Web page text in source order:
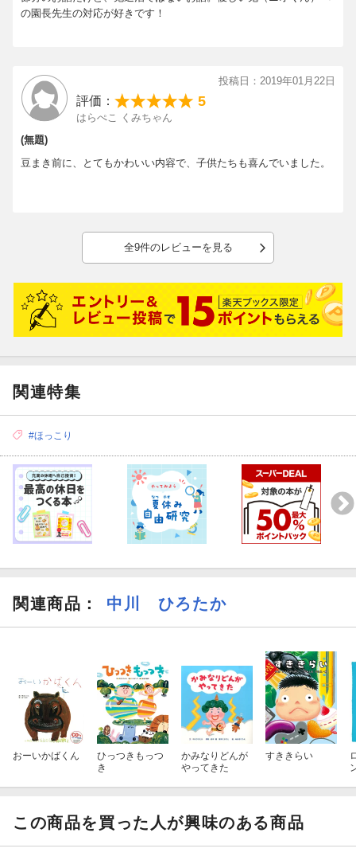
の園長先生の対応が好きです！
投稿日：2019年01月22日
評価： 5
はらぺこ くみちゃん
(無題)
豆まき前に、とてもかわいい内容で、子供たちも喜んでいました。
全9件のレビューを見る
関連特集
#ほっこり
関連商品 ： 中川 ひろたか
おーいかばくん
ひっつきもっつ
き
かみなりどんが
やってきた
すききらい
この商品を買った人が興味のある商品